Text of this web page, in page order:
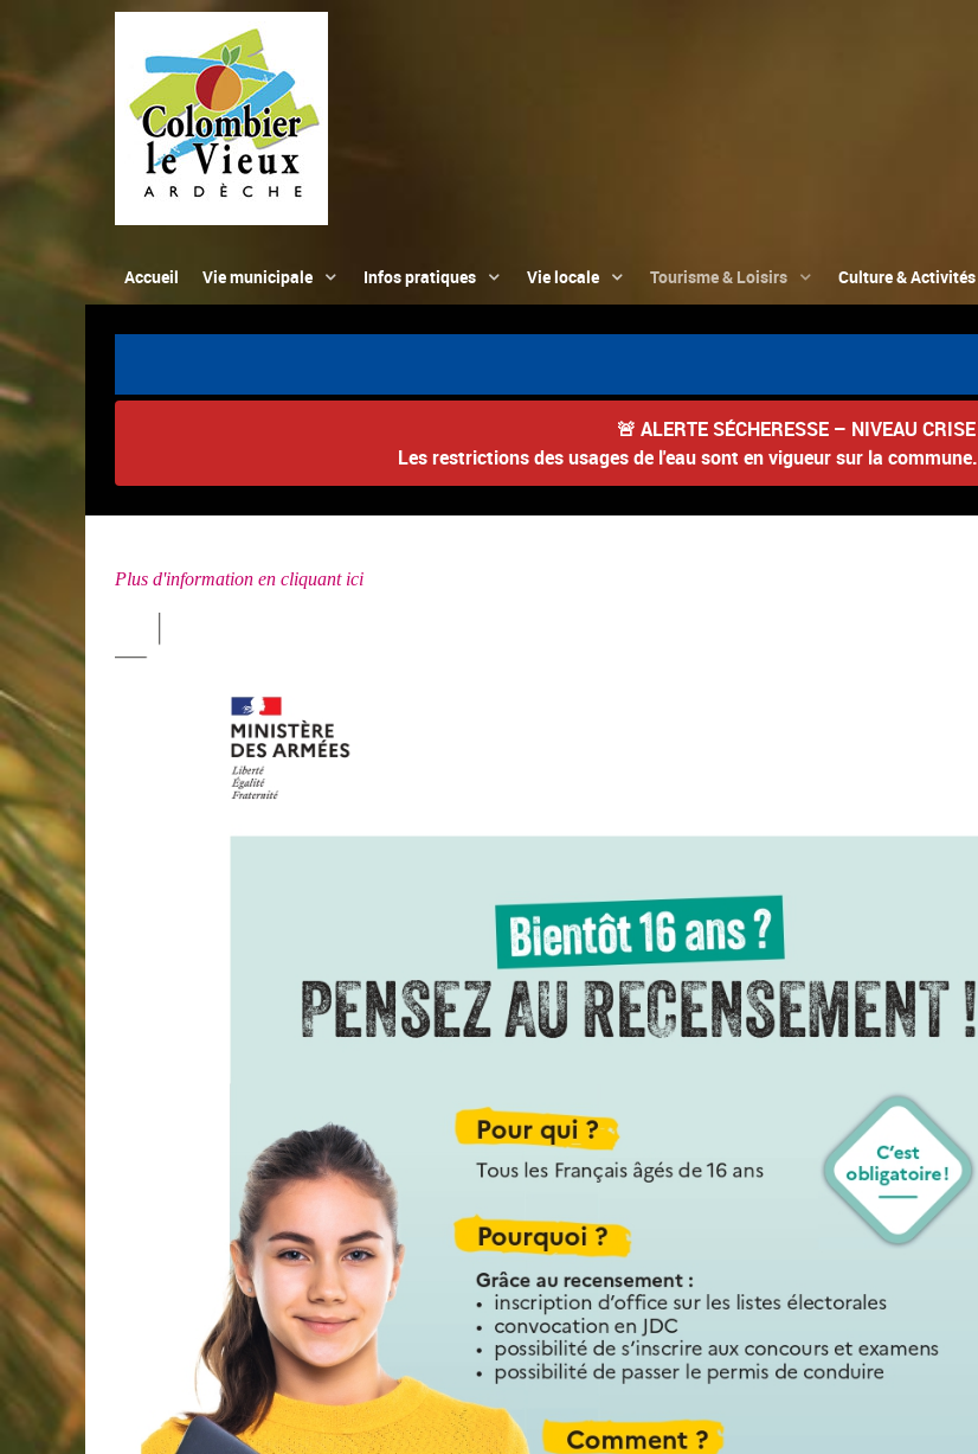
Accueil Vie municipale Infos pratiques Vie locale Tourisme & Loisirs Culture & Activités
🚨 ALERTE SÉCHERESSE – NIVEAU CRISE
Les restrictions des usages de l'eau sont en vigueur sur la commune.
Plus d'information en cliquant ici